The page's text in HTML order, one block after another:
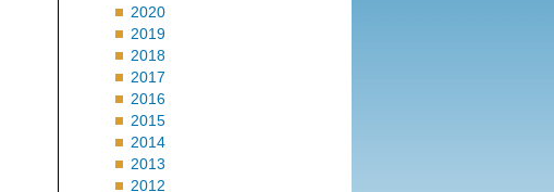
2020
2019
2018
2017
2016
2015
2014
2013
2012